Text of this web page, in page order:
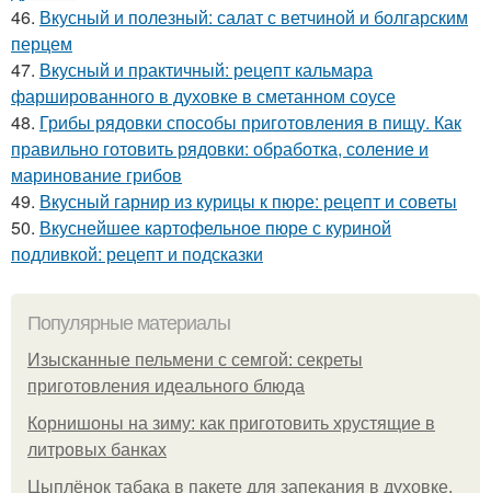
46. Вкусный и полезный: салат с ветчиной и болгарским
перцем
47. Вкусный и практичный: рецепт кальмара
фаршированного в духовке в сметанном соусе
48. Грибы рядовки способы приготовления в пищу. Как
правильно готовить рядовки: обработка, соление и
маринование грибов
49. Вкусный гарнир из курицы к пюре: рецепт и советы
50. Вкуснейшее картофельное пюре с куриной
подливкой: рецепт и подсказки
Популярные материалы
Изысканные пельмени с семгой: секреты
приготовления идеального блюда
Корнишоны на зиму: как приготовить хрустящие в
литровых банках
Цыплёнок табака в пакете для запекания в духовке.